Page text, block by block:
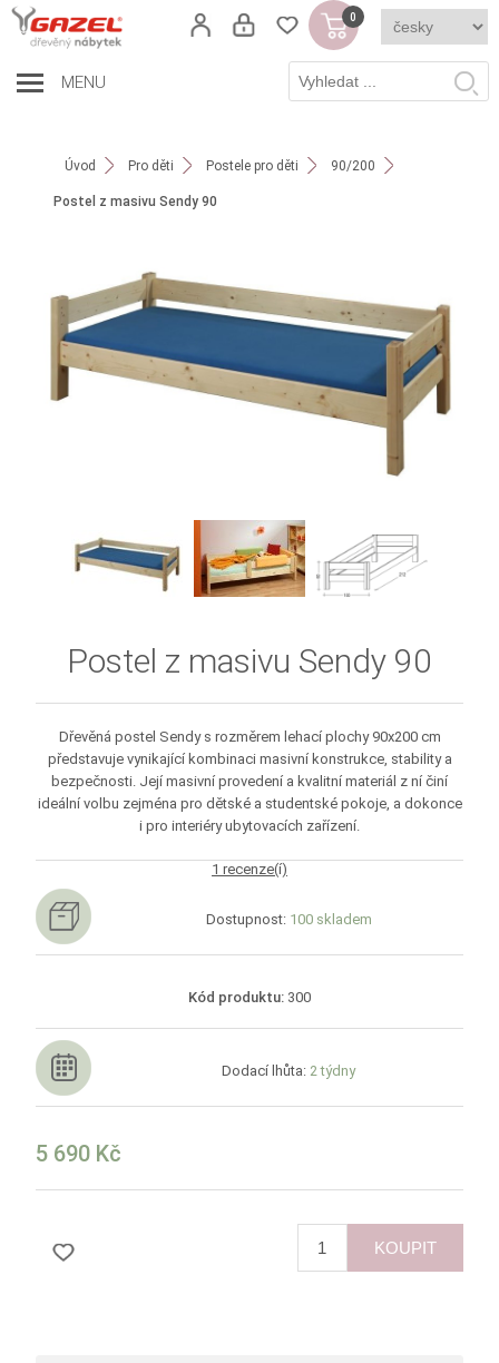
0
MENU
Úvod Pro děti Postele pro děti 90/200
Postel z masivu Sendy 90
Postel z masivu Sendy 90
Dřevěná postel Sendy s rozměrem lehací plochy 90x200 cm
představuje vynikající kombinaci masivní konstrukce, stability a
bezpečnosti. Její masivní provedení a kvalitní materiál z ní činí
ideální volbu zejména pro dětské a studentské pokoje, a dokonce
i pro interiéry ubytovacích zařízení.
1 recenze(í)
Dostupnost: 100 skladem
Kód produktu: 300
Dodací lhůta: 2 týdny
5 690 Kč
KOUPIT